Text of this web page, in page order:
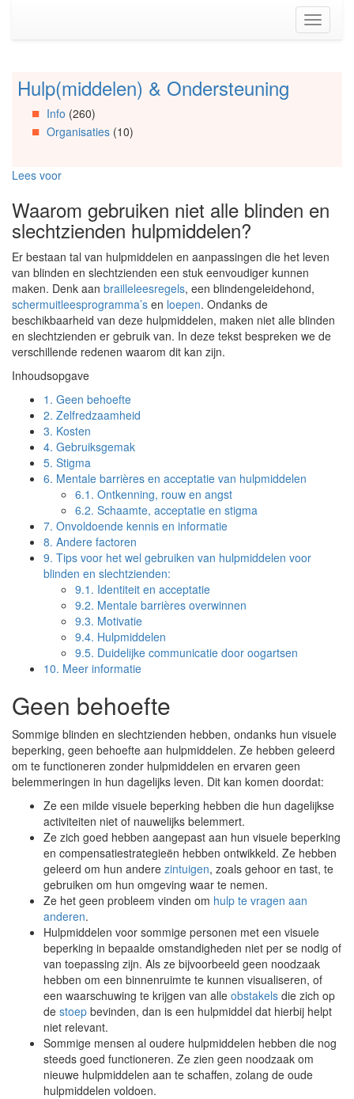
(Accesskey
Toggle
Spring
Artikels
Spring
Spring
Organisaties
Spring
Social
media
Hulp(middelen) & Ondersteuning
Info (260)
Organisaties(10)
Lees voor
Waarom gebruiken niet alle blinden en
slechtzienden hulpmiddelen?
Er bestaan tal van hulpmiddelen en aanpassingen die het leven
van blinden en slechtzienden een stuk eenvoudiger kunnen
maken. Denk aan brailleleesregels, een blindengeleidehond,
schermuitleesprogramma’s en loepen. Ondanks de
beschikbaarheid van deze hulpmiddelen, maken niet alle blinden
en slechtzienden er gebruik van. In deze tekst bespreken we de
verschillende redenen waarom dit kan zijn.
Inhoudsopgave
1. Geen behoefte
2. Zelfredzaamheid
3. Kosten
4. Gebruiksgemak
5. Stigma
6. Mentale barrières en acceptatie van hulpmiddelen
6.1. Ontkenning, rouw en angst
6.2. Schaamte, acceptatie en stigma
7. Onvoldoende kennis en informatie
8. Andere factoren
9. Tips voor het wel gebruiken van hulpmiddelen voor
blinden en slechtzienden:
9.1. Identiteit en acceptatie
9.2. Mentale barrières overwinnen
9.3. Motivatie
9.4. Hulpmiddelen
9.5. Duidelijke communicatie door oogartsen
10. Meer informatie
Geen behoefte
Sommige blinden en slechtzienden hebben, ondanks hun visuele
beperking, geen behoefte aan hulpmiddelen. Ze hebben geleerd
om te functioneren zonder hulpmiddelen en ervaren geen
belemmeringen in hun dagelijks leven. Dit kan komen doordat:
Ze een milde visuele beperking hebben die hun dagelijkse
activiteiten niet of nauwelijks belemmert.
Ze zich goed hebben aangepast aan hun visuele beperking
en compensatiestrategieën hebben ontwikkeld. Ze hebben
geleerd om hun andere zintuigen, zoals gehoor en tast, te
gebruiken om hun omgeving waar te nemen.
Ze het geen probleem vinden om hulp te vragen aan
anderen.
Hulpmiddelen voor sommige personen met een visuele
beperking in bepaalde omstandigheden niet per se nodig of
van toepassing zijn. Als ze bijvoorbeeld geen noodzaak
hebben om een binnenruimte te kunnen visualiseren, of
een waarschuwing te krijgen van alle obstakels die zich op
de stoep bevinden, dan is een hulpmiddel dat hierbij helpt
niet relevant.
Sommige mensen al oudere hulpmiddelen hebben die nog
steeds goed functioneren. Ze zien geen noodzaak om
nieuwe hulpmiddelen aan te schaffen, zolang de oude
hulpmiddelen voldoen.